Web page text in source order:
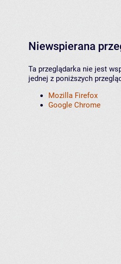
Niewspierana
Ta przeglądarka nie jest
jednej z poniższych
Mozilla Firefox
Google Chrome